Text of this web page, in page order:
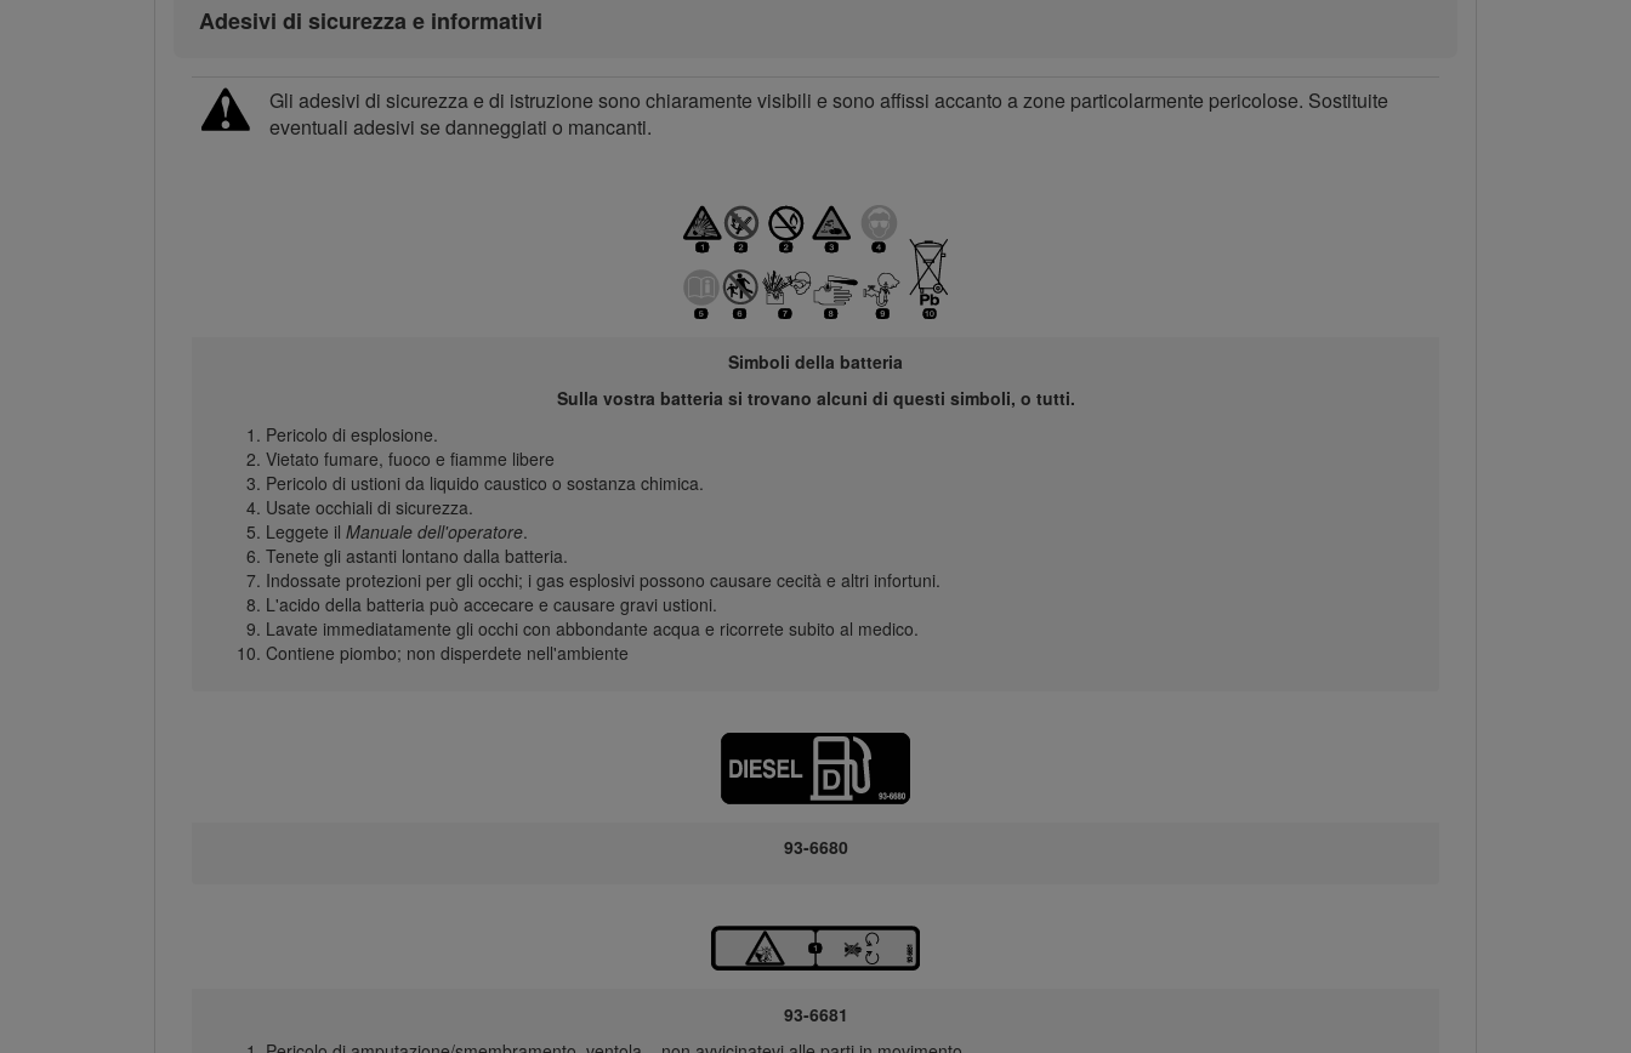
Adesivi di sicurezza e informativi
Gli adesivi di sicurezza e di istruzione sono chiaramente visibili e sono affissi accanto a zone particolarmente pericolose. Sostituite
eventuali adesivi se danneggiati o mancanti.
Simboli della batteria
Sulla vostra batteria si trovano alcuni di questi simboli, o tutti.
Pericolo di esplosione.
Vietato fumare, fuoco e fiamme libere
Pericolo di ustioni da liquido caustico o sostanza chimica.
Usate occhiali di sicurezza.
Leggete il Manuale dell'operatore.
Tenete gli astanti lontano dalla batteria.
Indossate protezioni per gli occhi; i gas esplosivi possono causare cecità e altri infortuni.
L'acido della batteria può accecare e causare gravi ustioni.
Lavate immediatamente gli occhi con abbondante acqua e ricorrete subito al medico.
Contiene piombo; non disperdete nell'ambiente
93-6680
93-6681